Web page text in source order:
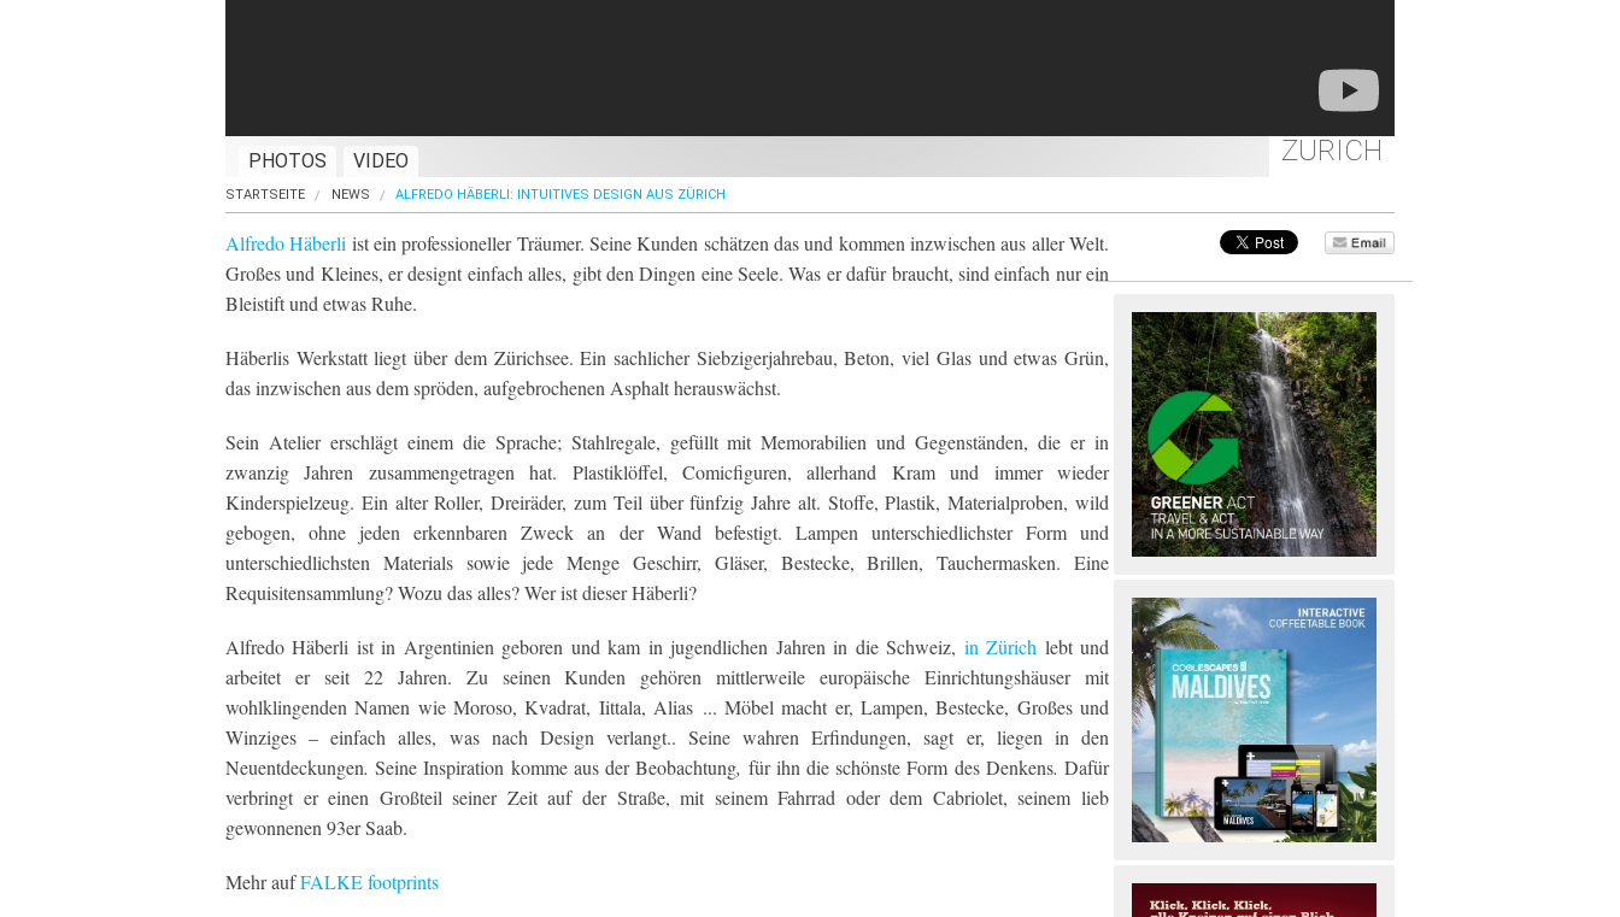
PHOTOS VIDEO ZURICH
STARTSEITE NEWS ALFREDO HÄBERLI: INTUITIVES DESIGN AUS ZÜRICH
Alfredo Häberli ist ein professioneller Träumer. Seine Kunden schätzen das und kommen inzwischen aus aller Welt.
Großes und Kleines, er designt einfach alles, gibt den Dingen eine Seele. Was er dafür braucht, sind einfach nur ein
Bleistift und etwas Ruhe.
Häberlis Werkstatt liegt über dem Zürichsee. Ein sachlicher Siebzigerjahrebau, Beton, viel Glas und etwas Grün,
das inzwischen aus dem spröden, aufgebrochenen Asphalt herauswächst.
Sein Atelier erschlägt einem die Sprache; Stahlregale, gefüllt mit Memorabilien und Gegenständen, die er in
zwanzig Jahren zusammengetragen hat. Plastiklöffel, Comicfiguren, allerhand Kram und immer wieder
Kinderspielzeug. Ein alter Roller, Dreiräder, zum Teil über fünfzig Jahre alt. Stoffe, Plastik, Materialproben, wild
gebogen, ohne jeden erkennbaren Zweck an der Wand befestigt. Lampen unterschiedlichster Form und
unterschiedlichsten Materials sowie jede Menge Geschirr, Gläser, Bestecke, Brillen, Tauchermasken. Eine
Requisitensammlung? Wozu das alles? Wer ist dieser Häberli?
Alfredo Häberli ist in Argentinien geboren und kam in jugendlichen Jahren in die Schweiz, in Zürich lebt und
arbeitet er seit 22 Jahren. Zu seinen Kunden gehören mittlerweile europäische Einrichtungshäuser mit
wohlklingenden Namen wie Moroso, Kvadrat, Iittala, Alias ... Möbel macht er, Lampen, Bestecke, Großes und
Winziges – einfach alles, was nach Design verlangt.. Seine wahren Erfindungen, sagt er, liegen in den
Neuentdeckungen.Seine Inspiration komme aus der Beobachtung, für ihn die schönste Form des Denkens. Dafür
verbringt er einen Großteil seiner Zeit auf der Straße, mit seinem Fahrrad oder dem Cabriolet, seinem lieb
gewonnenen 93er Saab.
Mehr aufFALKE footprints